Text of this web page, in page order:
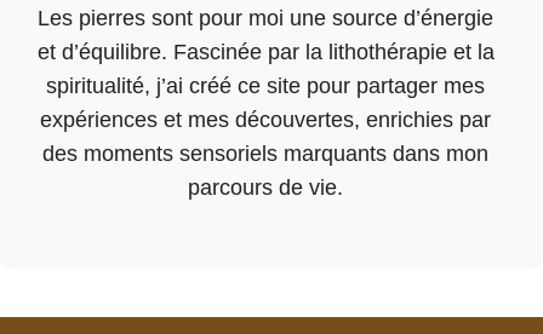
Les pierres sont pour moi une source d’énergie
et d’équilibre. Fascinée par la lithothérapie et la
spiritualité, j’ai créé ce site pour partager mes
expériences et mes découvertes, enrichies par
des moments sensoriels marquants dans mon
parcours de vie.